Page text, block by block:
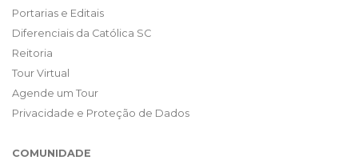
Portarias e Editais
Diferenciais da Católica SC
Reitoria
Tour Virtual
Agende um Tour
Privacidade e Proteção de Dados
COMUNIDADE